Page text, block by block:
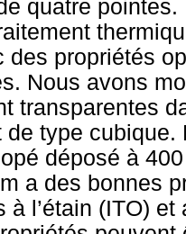
quatre
des propriétés
Nous avons
transparentes
de type
déposé à
a des bonnes
à l’étain (ITO)